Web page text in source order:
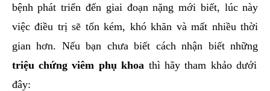
bệnh phát triển đến giai đoạn nặng mới biết, lúc này
việc điều trị sẽ tốn kém, khó khăn và mất nhiều thời
gian hơn. Nếu bạn chưa biết cách nhận biết những
triệu chứng viêm phụ khoa thì hãy tham khảo dưới
đây: